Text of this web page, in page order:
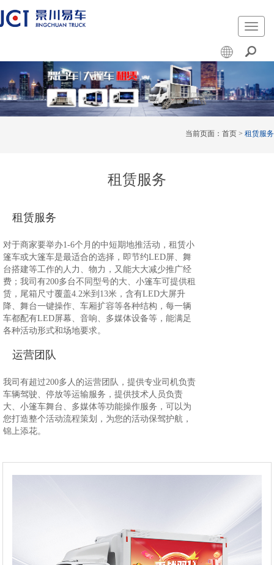
切
换
导
航
当前页面： 首页 > 租赁服务
租赁服务
租赁服务
对于商家要举办1-6个月的中短期地推活动，租赁小
篷车或大篷车是最适合的选择，即节约LED屏、舞
台搭建等工作的人力、物力，又能大大减少推广经
费；我司有200多台不同型号的大、小篷车可提供租
赁，尾箱尺寸覆盖4.2米到13米，含有LED大屏升
降、舞台一键操作、车厢扩容等各种结构，每一辆
车都配有LED屏幕、音响、多媒体设备等，能满足
各种活动形式和场地要求。
运营团队
我司有超过200多人的运营团队，提供专业司机负责
车辆驾驶、停放等运输服务，提供技术人员负责
大、小篷车舞台、多媒体等功能操作服务，可以为
您打造整个活动流程策划，为您的活动保驾护航，
锦上添花。